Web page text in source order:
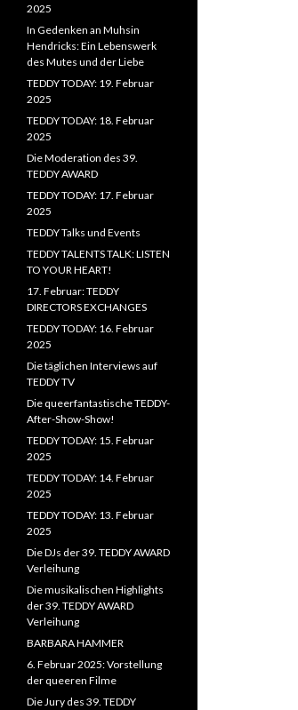
2025
In Gedenken an Muhsin
Hendricks: Ein Lebenswerk
des Mutes und der Liebe
TEDDY TODAY: 19. Februar
2025
TEDDY TODAY: 18. Februar
2025
Die Moderation des 39.
TEDDY AWARD
TEDDY TODAY: 17. Februar
2025
TEDDY Talks und Events
TEDDY TALENTS TALK: LISTEN
TO YOUR HEART!
17. Februar: TEDDY
DIRECTORS EXCHANGES
TEDDY TODAY: 16. Februar
2025
Die täglichen Interviews auf
TEDDY TV
Die queerfantastische TEDDY-
After-Show-Show!
TEDDY TODAY: 15. Februar
2025
TEDDY TODAY: 14. Februar
2025
TEDDY TODAY: 13. Februar
2025
Die DJs der 39. TEDDY AWARD
Verleihung
Die musikalischen Highlights
der 39. TEDDY AWARD
Verleihung
BARBARA HAMMER
6. Februar 2025: Vorstellung
der queeren Filme
Die Jury des 39. TEDDY